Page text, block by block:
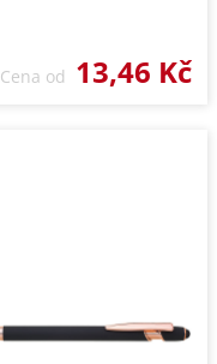
Cena od 13,46 Kč